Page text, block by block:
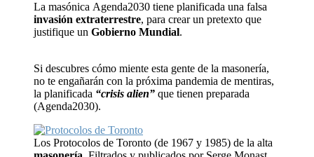
La masónica Agenda2030 tiene planificada una falsa
invasión extraterrestre, para crear un pretexto que
justifique un Gobierno Mundial.
Si descubres cómo miente esta gente de la masonería,
no te engañarán con la próxima pandemia de mentiras,
la planificada “crisis alien” que tienen preparada
(Agenda2030).
Los Protocolos de Toronto (de 1967 y 1985) de la alta